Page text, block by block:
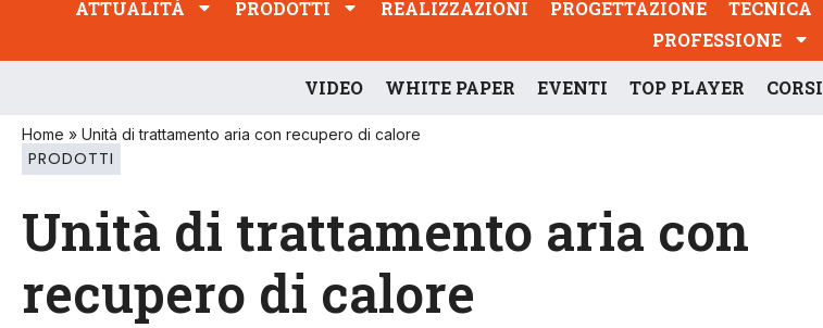
ATTUALITÀ PRODOTTI REALIZZAZIONI PROGETTAZIONE TECNICA
PROFESSIONE
VIDEO WHITE PAPER EVENTI TOP PLAYER CORSI
Home » Unità di trattamento aria con recupero di calore
PRODOTTI
Unità di trattamento aria con
recupero di calore